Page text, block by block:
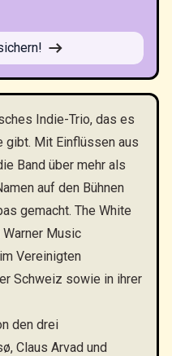
Indie-Trio, das es
gibt. Mit Einflüssen aus
Band über mehr als
auf den Bühnen
gemacht. The White
Music
Vereinigten
Schweiz sowie in ihrer
den drei
Claus Arvad und